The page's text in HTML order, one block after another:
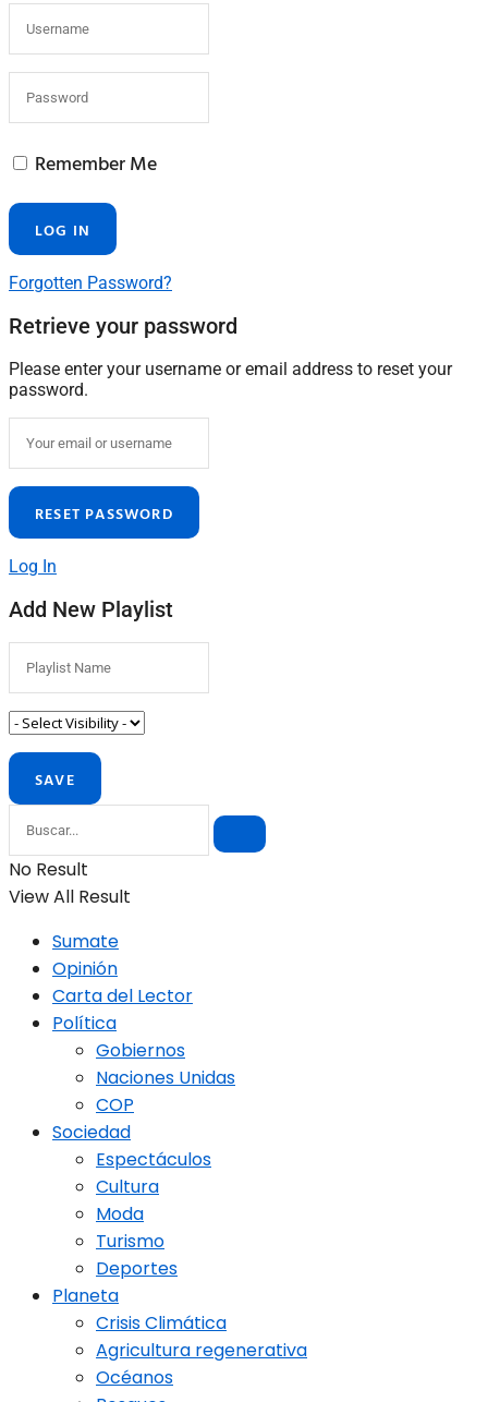
Remember Me
Forgotten Password?
Retrieve your password
Please enter your username or email address to reset your
password.
Log In
Add New Playlist
No Result
View All Result
Sumate
Opinión
Carta del Lector
Política
Gobiernos
Naciones Unidas
COP
Sociedad
Espectáculos
Cultura
Moda
Turismo
Deportes
Planeta
Crisis Climática
Agricultura regenerativa
Océanos